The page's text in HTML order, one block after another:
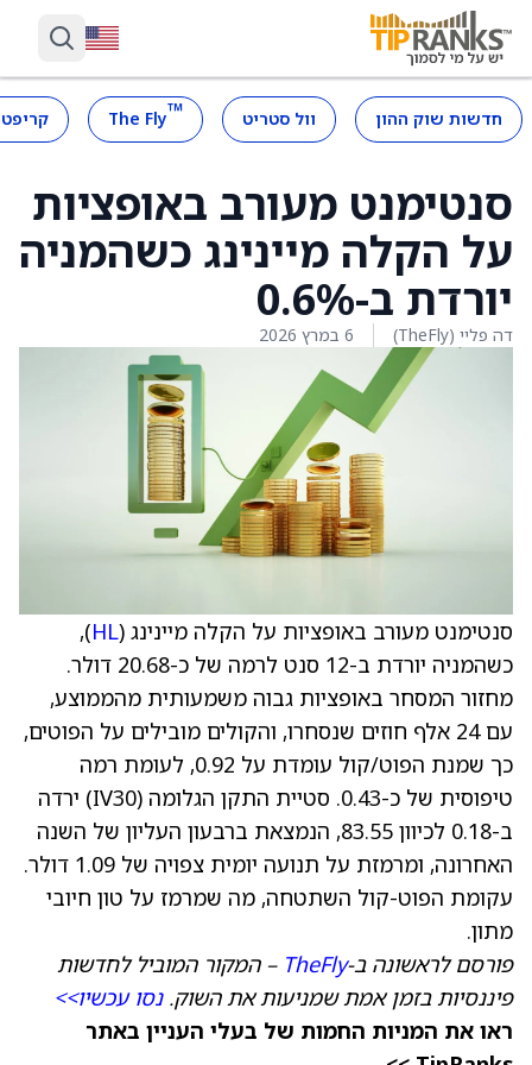
חדשות שוק ההון וול סטריט ™
The Fly
סנטימנט מעורב באופציות
על הקלה מיינינג כשהמניה
יורדת ב-0.6%
דה פליי (TheFly) 6 במרץ 2026
סנטימנט מעורב באופציות על הקלה מיינינג (HL
),
כשהמניה יורדת ב-12 סנט לרמה של כ-20.68 דולר.
מחזור המסחר באופציות גבוה משמעותית מהממוצע,
עם 24 אלף חוזים שנסחרו, והקולים מובילים על הפוטים,
כך שמנת הפוט/קול עומדת על 0.92, לעומת רמה
טיפוסית של כ-0.43. סטיית התקן הגלומה (IV30) ירדה
ב-0.18 לכיוון 83.55, הנמצאת ברבעון העליון של השנה
האחרונה, ומרמזת על תנועה יומית צפויה של 1.09 דולר.
עקומת הפוט-קול השתטחה, מה שמרמז על טון חיובי
מתון.
פורסם לראשונה ב-TheFly – המקור המוביל לחדשות
פיננסיות בזמן אמת שמניעות את השוק.נסו עכשיו>>
ראו את המניות החמות של בעלי העניין באתר